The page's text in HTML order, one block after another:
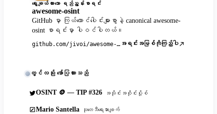
ရွေးချယ်ထားသော ရည်ညွှန်းစာရင်း
awesome-osint
GitHub မှာ ကြယ်ထောင်ပေါင်းများစွာနဲ့ canonical awesome-
osint စာရင်းမှာ ပါဝင်ပါတယ်။
github.com/jivoi/awesome-osint အရင်းအမြစ်ကိုကြည့်ပါ
တွင်လည်း ဖော်ပြထားသည်
OSINT 🪙 — TIP #326 အသိုင်းအဝိုင်းပို့စ်
Mario Santella သုတေသီရေးသားချက်